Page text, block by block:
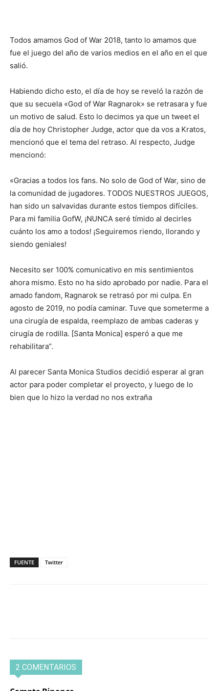
Todos amamos God of War 2018, tanto lo amamos que
fue el juego del año de varios medios en el año en el que
salió.
Habiendo dicho esto, el día de hoy se reveló la razón de
que su secuela «God of War Ragnarok» se retrasara y fue
un motivo de salud. Esto lo decimos ya que un tweet el
día de hoy Christopher Judge, actor que da vos a Kratos,
mencionó que el tema del retraso. Al respecto, Judge
mencionó:
«Gracias a todos los fans. No solo de God of War, sino de
la comunidad de jugadores. TODOS NUESTROS JUEGOS,
han sido un salvavidas durante estos tiempos difíciles.
Para mi familia GofW, ¡NUNCA seré tímido al decirles
cuánto los amo a todos! ¡Seguiremos riendo, llorando y
siendo geniales!
Necesito ser 100% comunicativo en mis sentimientos
ahora mismo. Esto no ha sido aprobado por nadie. Para el
amado fandom, Ragnarok se retrasó por mi culpa. En
agosto de 2019, no podía caminar. Tuve que someterme a
una cirugía de espalda, reemplazo de ambas caderas y
cirugía de rodilla. [Santa Monica] esperó a que me
rehabilitara”.
Al parecer Santa Monica Studios decidió esperar al gran
actor para poder completar el proyecto, y luego de lo
bien que lo hizo la verdad no nos extraña
FUENTE Twitter
2 COMENTARIOS